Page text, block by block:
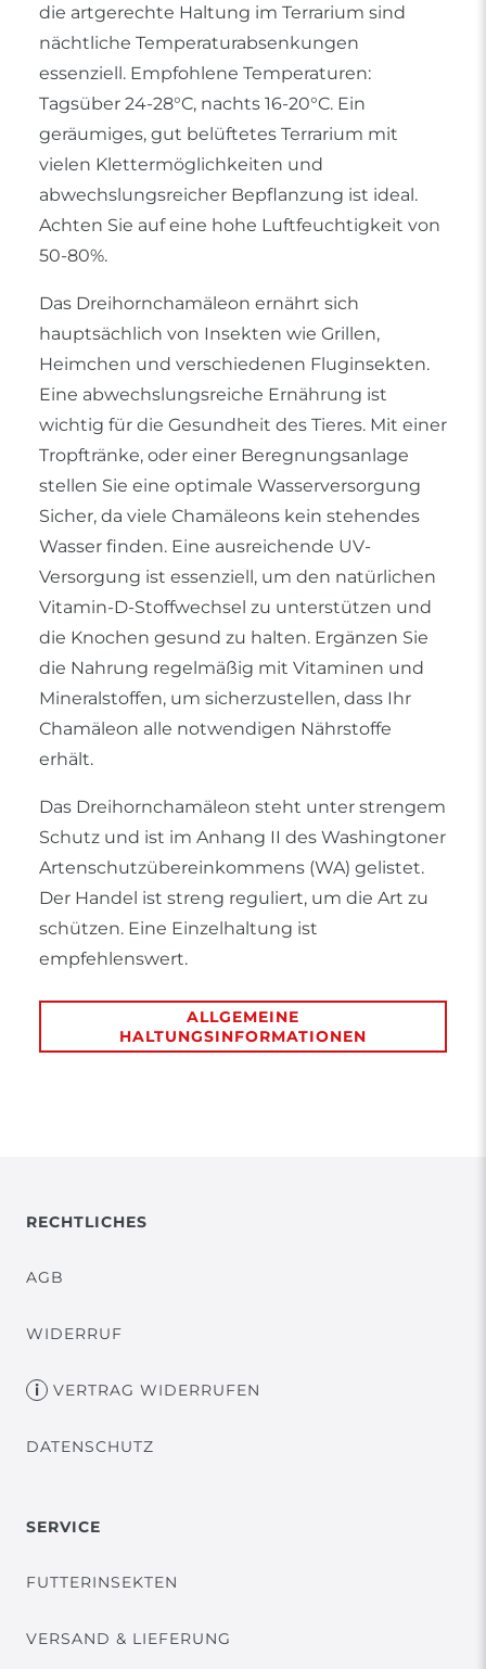
die artgerechte Haltung im Terrarium sind
nächtliche Temperaturabsenkungen
essenziell. Empfohlene Temperaturen:
Tagsüber 24-28°C, nachts 16-20°C. Ein
geräumiges, gut belüftetes Terrarium mit
vielen Klettermöglichkeiten und
abwechslungsreicher Bepflanzung ist ideal.
Achten Sie auf eine hohe Luftfeuchtigkeit von
50-80%.
Das Dreihornchamäleon ernährt sich
hauptsächlich von Insekten wie Grillen,
Heimchen und verschiedenen Fluginsekten.
Eine abwechslungsreiche Ernährung ist
wichtig für die Gesundheit des Tieres. Mit einer
Tropftränke, oder einer Beregnungsanlage
stellen Sie eine optimale Wasserversorgung
Sicher, da viele Chamäleons kein stehendes
Wasser finden. Eine ausreichende UV-
Versorgung ist essenziell, um den natürlichen
Vitamin-D-Stoffwechsel zu unterstützen und
die Knochen gesund zu halten. Ergänzen Sie
die Nahrung regelmäßig mit Vitaminen und
Mineralstoffen, um sicherzustellen, dass Ihr
Chamäleon alle notwendigen Nährstoffe
erhält.
Das Dreihornchamäleon steht unter strengem
Schutz und ist im Anhang II des Washingtoner
Artenschutzübereinkommens (WA) gelistet.
Der Handel ist streng reguliert, um die Art zu
schützen. Eine Einzelhaltung ist
empfehlenswert.
ALLGEMEINE
HALTUNGSINFORMATIONEN
RECHTLICHES
AGB
WIDERRUF
VERTRAG WIDERRUFEN
DATENSCHUTZ
SERVICE
FUTTERINSEKTEN
VERSAND & LIEFERUNG